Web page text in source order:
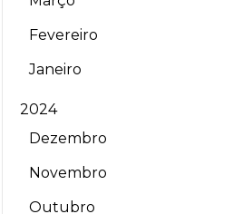
Fevereiro
Janeiro
2024
Dezembro
Novembro
Outubro